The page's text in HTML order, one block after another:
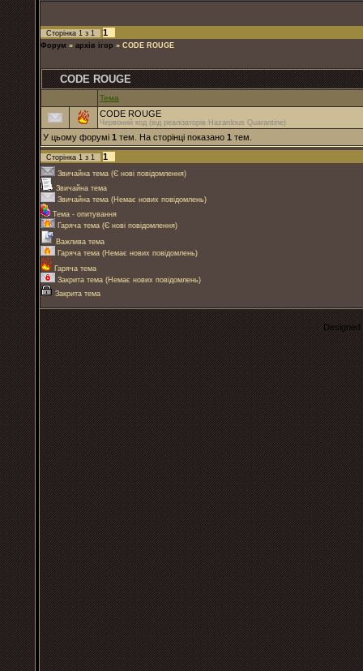
Сторінка 1 з 1 1
Форум » архів ігор » CODE ROUGE
CODE ROUGE
Тема
CODE ROUGE
Червоний код (від реалізаторів Hazardous Quarantine)
У цьому форумі 1 тем. На сторінці показано 1 тем.
Сторінка 1 з 1 1
Звичайна тема (Є нові повідомлення)
Звичайна тема
Звичайна тема (Немає нових повідомлень)
Тема - опитування
Гаряча тема (Є нові повідомлення)
Важлива тема
Гаряча тема (Немає нових повідомлень)
Гаряча тема
Закрита тема (Немає нових повідомлень)
Закрита тема